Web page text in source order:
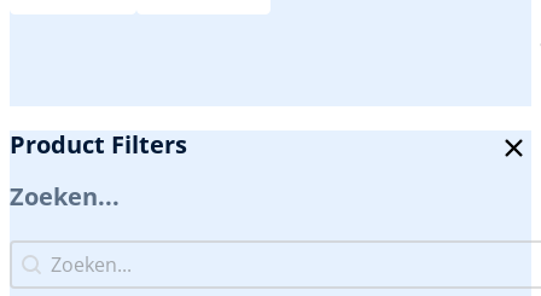
Product Filters
Zoeken...
Zoeken...
Zoeken...